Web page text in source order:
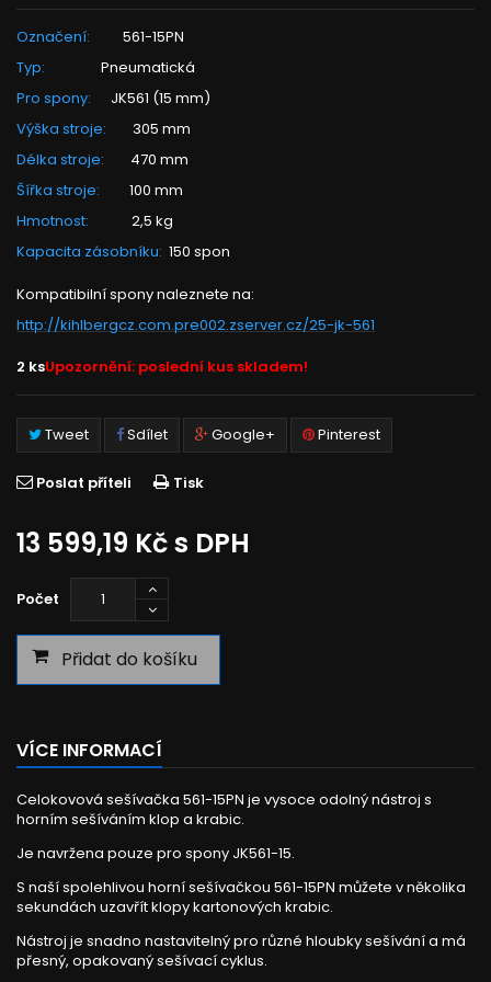
Označení:
561-15PN
Typ:
Pneumatická
Pro spony: JK561 (15 mm)
Výška stroje:
305 mm
Délka stroje:
470 mm
Šířka stroje:
100 mm
Hmotnost:
2,5 kg
Kapacita zásobníku: 150 spon
Kompatibilní spony naleznete na:
http://kihlbergcz.com.pre002.zserver.cz/25-jk-561
2 ksUpozornění: poslední kus skladem!
Tweet Sdílet Google+ Pinterest
Poslat příteli Tisk
13 599,19 Kčs DPH
Počet
Přidat do košíku
VÍCE INFORMACÍ
Celokovová sešívačka 561-15PN je vysoce odolný nástroj s
horním sešíváním klop a krabic.
Je navržena pouze pro spony JK561-15.
S naší spolehlivou horní sešívačkou 561-15PN můžete v několika
sekundách uzavřít klopy kartonových krabic.
Nástroj je snadno nastavitelný pro různé hloubky sešívání a má
přesný, opakovaný sešívací cyklus.